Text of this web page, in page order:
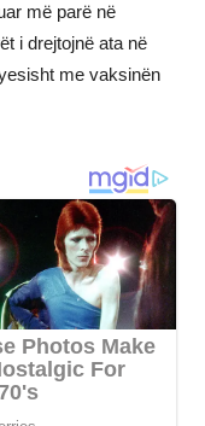
më parë në
i drejtojnë ata në
me vaksinën